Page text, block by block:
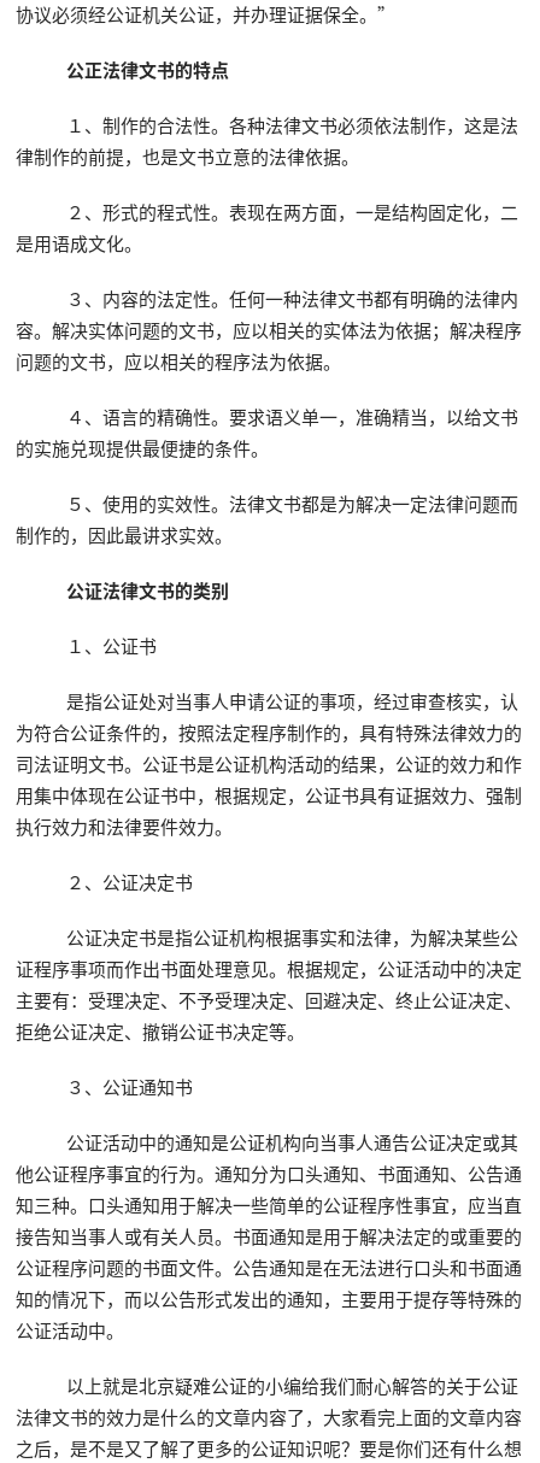
协议必须经公证机关公证，并办理证据保全。”
公正法律文书的特点
１、制作的合法性。各种法律文书必须依法制作，这是法
律制作的前提，也是文书立意的法律依据。
２、形式的程式性。表现在两方面，一是结构固定化，二
是用语成文化。
３、内容的法定性。任何一种法律文书都有明确的法律内
容。解决实体问题的文书，应以相关的实体法为依据；解决程序
问题的文书，应以相关的程序法为依据。
４、语言的精确性。要求语义单一，准确精当，以给文书
的实施兑现提供最便捷的条件。
５、使用的实效性。法律文书都是为解决一定法律问题而
制作的，因此最讲求实效。
公证法律文书的类别
１、公证书
是指公证处对当事人申请公证的事项，经过审查核实，认
为符合公证条件的，按照法定程序制作的，具有特殊法律效力的
司法证明文书。公证书是公证机构活动的结果，公证的效力和作
用集中体现在公证书中，根据规定，公证书具有证据效力、强制
执行效力和法律要件效力。
２、公证决定书
公证决定书是指公证机构根据事实和法律，为解决某些公
证程序事项而作出书面处理意见。根据规定，公证活动中的决定
主要有：受理决定、不予受理决定、回避决定、终止公证决定、
拒绝公证决定、撤销公证书决定等。
３、公证通知书
公证活动中的通知是公证机构向当事人通告公证决定或其
他公证程序事宜的行为。通知分为口头通知、书面通知、公告通
知三种。口头通知用于解决一些简单的公证程序性事宜，应当直
接告知当事人或有关人员。书面通知是用于解决法定的或重要的
公证程序问题的书面文件。公告通知是在无法进行口头和书面通
知的情况下，而以公告形式发出的通知，主要用于提存等特殊的
公证活动中。
以上就是北京疑难公证的小编给我们耐心解答的关于公证
法律文书的效力是什么的文章内容了，大家看完上面的文章内容
之后，是不是又了解了更多的公证知识呢？要是你们还有什么想